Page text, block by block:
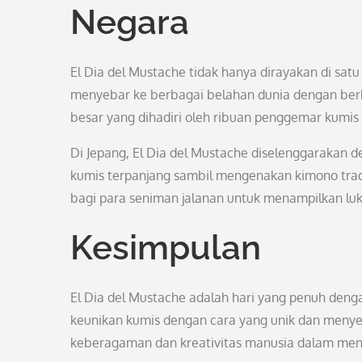
Negara
El Dia del Mustache tidak hanya dirayakan di
menyebar ke berbagai belahan dunia dengan
besar yang dihadiri oleh ribuan penggemar
Di Jepang, El Dia del Mustache diselenggarakan
kumis terpanjang sambil mengenakan kimono
bagi para seniman jalanan untuk menampilkan
Kesimpulan
El Dia del Mustache adalah hari yang penuh
keunikan kumis dengan cara yang unik dan
keberagaman dan kreativitas manusia dalam